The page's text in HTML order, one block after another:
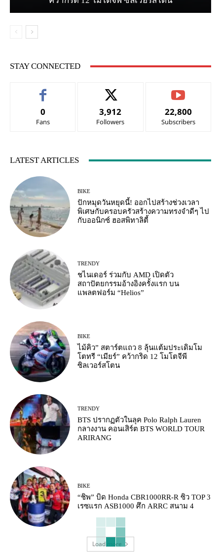
STAY CONNECTED
0
Fans
3,912
Followers
22,800
Subscribers
LATEST ARTICLES
BIKE
ปักหมุดวันหยุดนี้! ออกไปสร้างช่วงเวลา
พิเศษกับครอบครัวสร้างความทรงจำดีๆ ไป
กับออนิกซ์ ฮอสพิทาลิตี้
TRENDY
ชไนเดอร์ ร่วมกับ AMD เปิดตัว
สถาปัตยกรรมอ้างอิงครั้งแรก บน
แพลตฟอร์ม “Helios”
BIKE
ไม้คิว” สตาร์ตแถว 8 ลุ้นแต้มประเดิมโม
โตทรี “เมียร์” คว้ากริด 12 โมโตจีพี
ซิลเวอร์สโตน
TRENDY
BTS ปรากฏตัวในลุค Polo Ralph Lauren
กลางงาน คอนเสิร์ต BTS WORLD TOUR
ARIRANG
BIKE
“ชิพ” บิด Honda CBR1000RR-R ซิว TOP 3
เรซแรก ASB1000 ศึก ARRC สนาม 4
Load more